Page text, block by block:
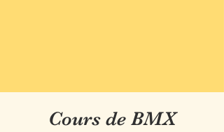
Cours de BMX